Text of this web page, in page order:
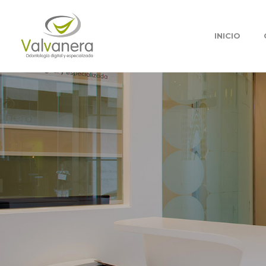
INICIO